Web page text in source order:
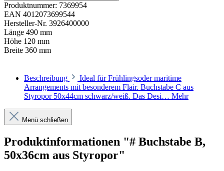
Produktnummer: 7369954
EAN 4012073699544
Hersteller-Nr. 3926400000
Länge 490 mm
Höhe 120 mm
Breite 360 mm
Beschreibung
Ideal für Frühlingsoder maritime
Arrangements mit besonderem Flair. Buchstabe C aus
Styropor 50x44cm schwarz/weiß. Das Desi… Mehr
Menü schließen
Produktinformationen "# Buchstabe B,
50x36cm aus Styropor"